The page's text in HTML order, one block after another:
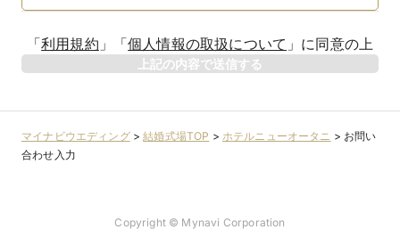
「利用規約 」 「個人情報の取扱について 」 に同意の上
上記の内容で送信する
マイナビウエディング>結婚式場TOP > ホテルニューオータニ > お問い
合わせ入力
Copyright © Mynavi Corporation